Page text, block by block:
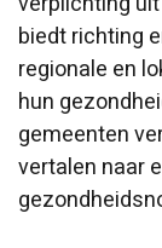
biedt richting
regionale en
hun
gemeenten
vertalen naar